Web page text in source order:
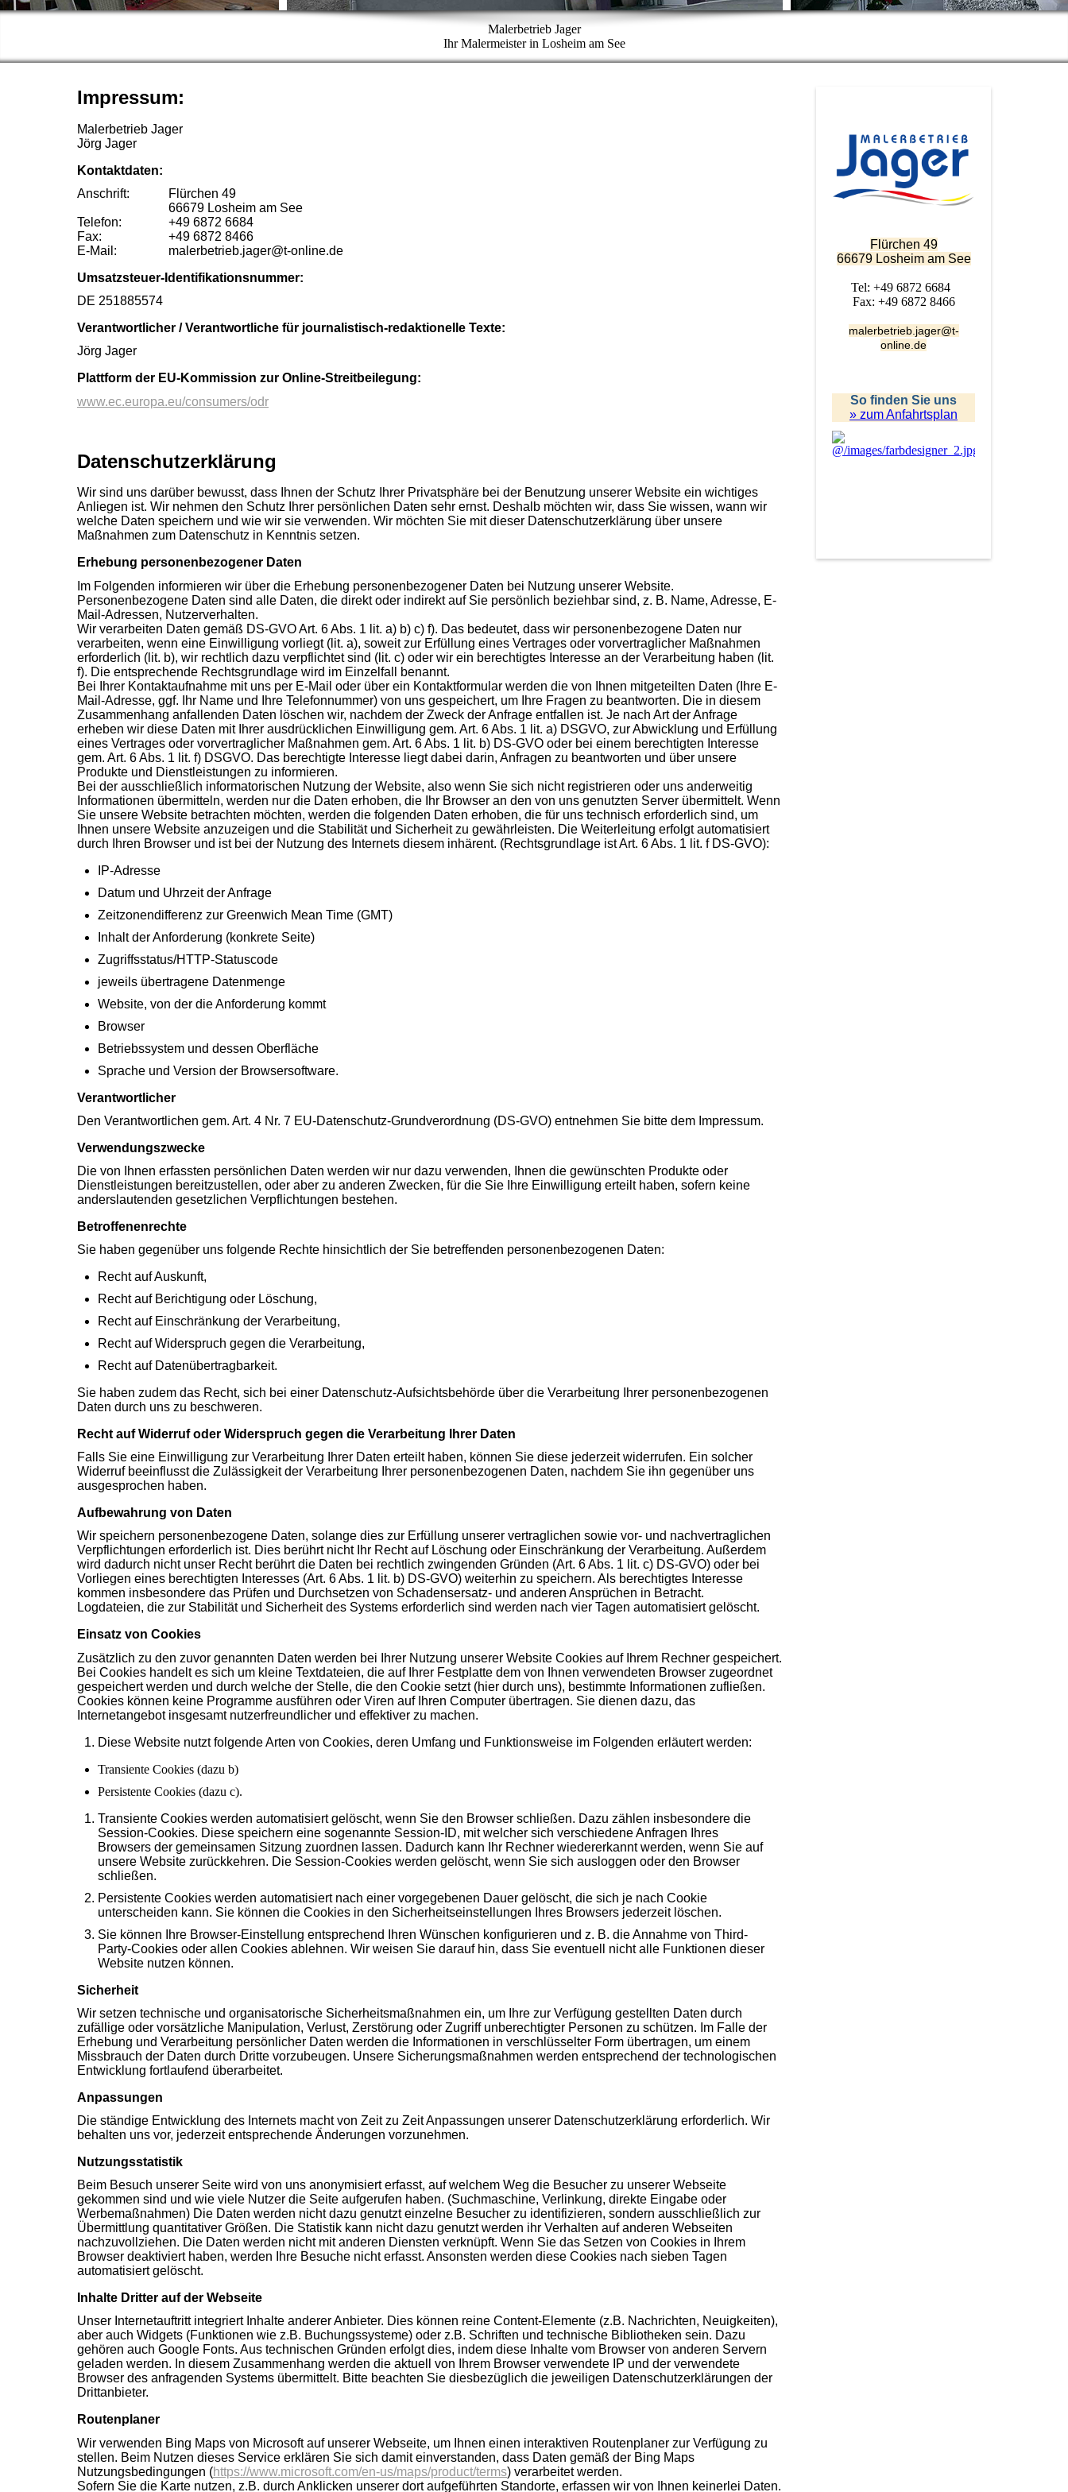
Malerbetrieb Jager
Ihr Malermeister in Losheim am See
Impressum:
Malerbetrieb Jager
Jörg Jager
Kontaktdaten:
Anschrift:
Telefon:
Fax:
E-Mail:
Flürchen 49
66679 Losheim am See
+49 6872 6684
+49 6872 8466
malerbetrieb.jager@t-online.de
Umsatzsteuer-Identifikationsnummer:
DE 251885574
Verantwortlicher / Verantwortliche für journalistisch-redaktionelle Texte:
Jörg Jager
Plattform der EU-Kommission zur Online-Streitbeilegung:
www.ec.europa.eu/consumers/odr
Datenschutz­erklärung
Wir sind uns darüber bewusst, dass Ihnen der Schutz Ihrer Privatsphäre bei der Benutzung unserer Website ein wichtiges
Anliegen ist. Wir nehmen den Schutz Ihrer persönlichen Daten sehr ernst. Deshalb möchten wir, dass Sie wissen, wann wir
welche Daten speichern und wie wir sie verwenden. Wir möchten Sie mit dieser Datenschutzerklärung über unsere
Maßnahmen zum Datenschutz in Kenntnis setzen.
Erhebung personenbezogener Daten
Im Folgenden informieren wir über die Erhebung personenbezogener Daten bei Nutzung unserer Website.
Personenbezogene Daten sind alle Daten, die direkt oder indirekt auf Sie persönlich beziehbar sind, z. B. Name, Adresse, E-
Mail-Adressen, Nutzerverhalten.
Wir verarbeiten Daten gemäß DS-GVO Art. 6 Abs. 1 lit. a) b) c) f). Das bedeutet, dass wir personenbezogene Daten nur
verarbeiten, wenn eine Einwilligung vorliegt (lit. a), soweit zur Erfüllung eines Vertrages oder vorvertraglicher Maßnahmen
erforderlich (lit. b), wir rechtlich dazu verpflichtet sind (lit. c) oder wir ein berechtigtes Interesse an der Verarbeitung haben (lit.
f). Die entsprechende Rechtsgrundlage wird im Einzelfall benannt.
Bei Ihrer Kontaktaufnahme mit uns per E-Mail oder über ein Kontaktformular werden die von Ihnen mitgeteilten Daten (Ihre E-
Mail-Adresse, ggf. Ihr Name und Ihre Telefonnummer) von uns gespeichert, um Ihre Fragen zu beantworten. Die in diesem
Zusammenhang anfallenden Daten löschen wir, nachdem der Zweck der Anfrage entfallen ist. Je nach Art der Anfrage
erheben wir diese Daten mit Ihrer ausdrücklichen Einwilligung gem. Art. 6 Abs. 1 lit. a) DSGVO, zur Abwicklung und Erfüllung
eines Vertrages oder vorvertraglicher Maßnahmen gem. Art. 6 Abs. 1 lit. b) DS-GVO oder bei einem berechtigten Interesse
gem. Art. 6 Abs. 1 lit. f) DSGVO. Das berechtigte Interesse liegt dabei darin, Anfragen zu beantworten und über unsere
Produkte und Dienstleistungen zu informieren.
Bei der ausschließlich informatorischen Nutzung der Website, also wenn Sie sich nicht registrieren oder uns anderweitig
Informationen übermitteln, werden nur die Daten erhoben, die Ihr Browser an den von uns genutzten Server übermittelt. Wenn
Sie unsere Website betrachten möchten, werden die folgenden Daten erhoben, die für uns technisch erforderlich sind, um
Ihnen unsere Website anzuzeigen und die Stabilität und Sicherheit zu gewährleisten. Die Weiterleitung erfolgt automatisiert
durch Ihren Browser und ist bei der Nutzung des Internets diesem inhärent. (Rechtsgrundlage ist Art. 6 Abs. 1 lit. f DS-GVO):
IP-Adresse
Datum und Uhrzeit der Anfrage
Zeitzonendifferenz zur Greenwich Mean Time (GMT)
Inhalt der Anforderung (konkrete Seite)
Zugriffsstatus/HTTP-Statuscode
jeweils übertragene Datenmenge
Website, von der die Anforderung kommt
Browser
Betriebssystem und dessen Oberfläche
Sprache und Version der Browsersoftware.
Verantwortlicher
Den Verantwortlichen gem. Art. 4 Nr. 7 EU-Datenschutz-Grundverordnung (DS-GVO) entnehmen Sie bitte dem Impressum.
Verwendungszwecke
Die von Ihnen erfassten persönlichen Daten werden wir nur dazu verwenden, Ihnen die gewünschten Produkte oder
Dienstleistungen bereitzustellen, oder aber zu anderen Zwecken, für die Sie Ihre Einwilligung erteilt haben, sofern keine
anderslautenden gesetzlichen Verpflichtungen bestehen.
Betroffenenrechte
Sie haben gegenüber uns folgende Rechte hinsichtlich der Sie betreffenden personenbezogenen Daten:
Recht auf Auskunft,
Recht auf Berichtigung oder Löschung,
Recht auf Einschränkung der Verarbeitung,
Recht auf Widerspruch gegen die Verarbeitung,
Recht auf Datenübertragbarkeit.
Sie haben zudem das Recht, sich bei einer Datenschutz-Aufsichtsbehörde über die Verarbeitung Ihrer personenbezogenen
Daten durch uns zu beschweren.
Recht auf Widerruf oder Widerspruch gegen die Verarbeitung Ihrer Daten
Falls Sie eine Einwilligung zur Verarbeitung Ihrer Daten erteilt haben, können Sie diese jederzeit widerrufen. Ein solcher
Widerruf beeinflusst die Zulässigkeit der Verarbeitung Ihrer personenbezogenen Daten, nachdem Sie ihn gegenüber uns
ausgesprochen haben.
Aufbewahrung von Daten
Wir speichern personenbezogene Daten, solange dies zur Erfüllung unserer vertraglichen sowie vor- und nachvertraglichen
Verpflichtungen erforderlich ist. Dies berührt nicht Ihr Recht auf Löschung oder Einschränkung der Verarbeitung. Außerdem
wird dadurch nicht unser Recht berührt die Daten bei rechtlich zwingenden Gründen (Art. 6 Abs. 1 lit. c) DS-GVO) oder bei
Vorliegen eines berechtigten Interesses (Art. 6 Abs. 1 lit. b) DS-GVO) weiterhin zu speichern. Als berechtigtes Interesse
kommen insbesondere das Prüfen und Durchsetzen von Schadensersatz- und anderen Ansprüchen in Betracht.
Logdateien, die zur Stabilität und Sicherheit des Systems erforderlich sind werden nach vier Tagen automatisiert gelöscht.
Einsatz von Cookies
Zusätzlich zu den zuvor genannten Daten werden bei Ihrer Nutzung unserer Website Cookies auf Ihrem Rechner gespeichert.
Bei Cookies handelt es sich um kleine Textdateien, die auf Ihrer Festplatte dem von Ihnen verwendeten Browser zugeordnet
gespeichert werden und durch welche der Stelle, die den Cookie setzt (hier durch uns), bestimmte Informationen zufließen.
Cookies können keine Programme ausführen oder Viren auf Ihren Computer übertragen. Sie dienen dazu, das
Internetangebot insgesamt nutzerfreundlicher und effektiver zu machen.
Diese Website nutzt folgende Arten von Cookies, deren Umfang und Funktionsweise im Folgenden erläutert werden:
Transiente Cookies (dazu b)
Persistente Cookies (dazu c).
Transiente Cookies werden automatisiert gelöscht, wenn Sie den Browser schließen. Dazu zählen insbesondere die
Session-Cookies. Diese speichern eine sogenannte Session-ID, mit welcher sich verschiedene Anfragen Ihres
Browsers der gemeinsamen Sitzung zuordnen lassen. Dadurch kann Ihr Rechner wiedererkannt werden, wenn Sie auf
unsere Website zurückkehren. Die Session-Cookies werden gelöscht, wenn Sie sich ausloggen oder den Browser
schließen.
Persistente Cookies werden automatisiert nach einer vorgegebenen Dauer gelöscht, die sich je nach Cookie
unterscheiden kann. Sie können die Cookies in den Sicherheitseinstellungen Ihres Browsers jederzeit löschen.
Sie können Ihre Browser-Einstellung entsprechend Ihren Wünschen konfigurieren und z. B. die Annahme von Third-
Party-Cookies oder allen Cookies ablehnen. Wir weisen Sie darauf hin, dass Sie eventuell nicht alle Funktionen dieser
Website nutzen können.
Sicherheit
Wir setzen technische und organisatorische Sicherheitsmaßnahmen ein, um Ihre zur Verfügung gestellten Daten durch
zufällige oder vorsätzliche Manipulation, Verlust, Zerstörung oder Zugriff unberechtigter Personen zu schützen. Im Falle der
Erhebung und Verarbeitung persönlicher Daten werden die Informationen in verschlüsselter Form übertragen, um einem
Missbrauch der Daten durch Dritte vorzubeugen. Unsere Sicherungsmaßnahmen werden entsprechend der technologischen
Entwicklung fortlaufend überarbeitet.
Anpassungen
Die ständige Entwicklung des Internets macht von Zeit zu Zeit Anpassungen unserer Datenschutzerklärung erforderlich. Wir
behalten uns vor, jederzeit entsprechende Änderungen vorzunehmen.
Nutzungsstatistik
Beim Besuch unserer Seite wird von uns anonymisiert erfasst, auf welchem Weg die Besucher zu unserer Webseite
gekommen sind und wie viele Nutzer die Seite aufgerufen haben. (Suchmaschine, Verlinkung, direkte Eingabe oder
Werbemaßnahmen) Die Daten werden nicht dazu genutzt einzelne Besucher zu identifizieren, sondern ausschließlich zur
Übermittlung quantitativer Größen. Die Statistik kann nicht dazu genutzt werden ihr Verhalten auf anderen Webseiten
nachzuvollziehen. Die Daten werden nicht mit anderen Diensten verknüpft. Wenn Sie das Setzen von Cookies in Ihrem
Browser deaktiviert haben, werden Ihre Besuche nicht erfasst. Ansonsten werden diese Cookies nach sieben Tagen
automatisiert gelöscht.
Inhalte Dritter auf der Webseite
Unser Internetauftritt integriert Inhalte anderer Anbieter. Dies können reine Content-Elemente (z.B. Nachrichten, Neuigkeiten),
aber auch Widgets (Funktionen wie z.B. Buchungssysteme) oder z.B. Schriften und technische Bibliotheken sein. Dazu
gehören auch Google Fonts. Aus technischen Gründen erfolgt dies, indem diese Inhalte vom Browser von anderen Servern
geladen werden. In diesem Zusammenhang werden die aktuell von Ihrem Browser verwendete IP und der verwendete
Browser des anfragenden Systems übermittelt. Bitte beachten Sie diesbezüglich die jeweiligen Datenschutzerklärungen der
Drittanbieter.
Routenplaner
Wir verwenden Bing Maps von Microsoft auf unserer Webseite, um Ihnen einen interaktiven Routenplaner zur Verfügung zu
stellen. Beim Nutzen dieses Service erklären Sie sich damit einverstanden, dass Daten gemäß der Bing Maps
Nutzungsbedingungen (https://www.microsoft.com/en-us/maps/product/terms) verarbeitet werden.
Sofern Sie die Karte nutzen, z.B. durch Anklicken unserer dort aufgeführten Standorte, erfassen wir von Ihnen keinerlei Daten.
Flürchen 49
66679 Losheim am See
Tel: +49 6872 6684
Fax: +49 6872 8466
malerbetrieb.jager@t-
online.de
So finden Sie uns
» zum Anfahrtsplan